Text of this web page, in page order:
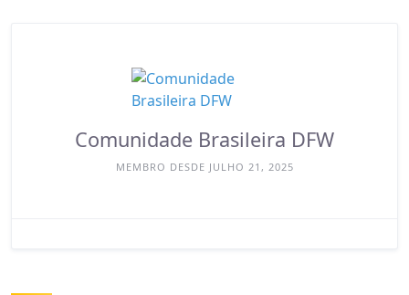
Comunidade Brasileira DFW
MEMBRO DESDE JULHO 21, 2025